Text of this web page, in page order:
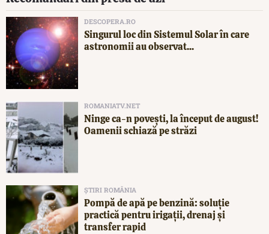
DESCOPERA.RO
Singurul loc din Sistemul Solar în care
astronomii au observat...
ROMANIATV.NET
Ninge ca-n povești, la început de august!
Oamenii schiază pe străzi
ȘTIRI ROMÂNIA
Pompă de apă pe benzină: soluție
practică pentru irigații, drenaj și
transfer rapid